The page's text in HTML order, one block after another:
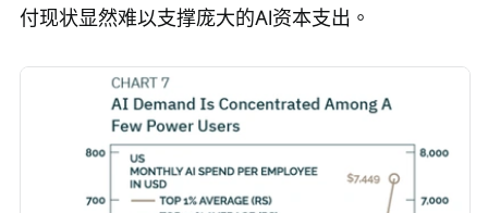
付现状显然难以支撑庞大的AI资本支出。